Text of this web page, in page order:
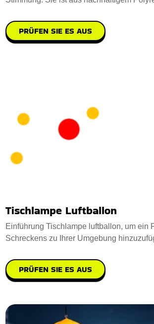
PRÜFEN SIE ES AUS
Tischlampe Luftballon
Einführung Tischlampe luftballon, um ein
Schreckens zu Ihrer Umgebung
PRÜFEN SIE ES AUS